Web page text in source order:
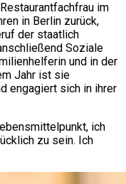
im
in Berlin zurück,
der staatlich
Soziale
und in der
Jahr ist sie
engagiert sich in ihrer
ich
zu sein. Ich